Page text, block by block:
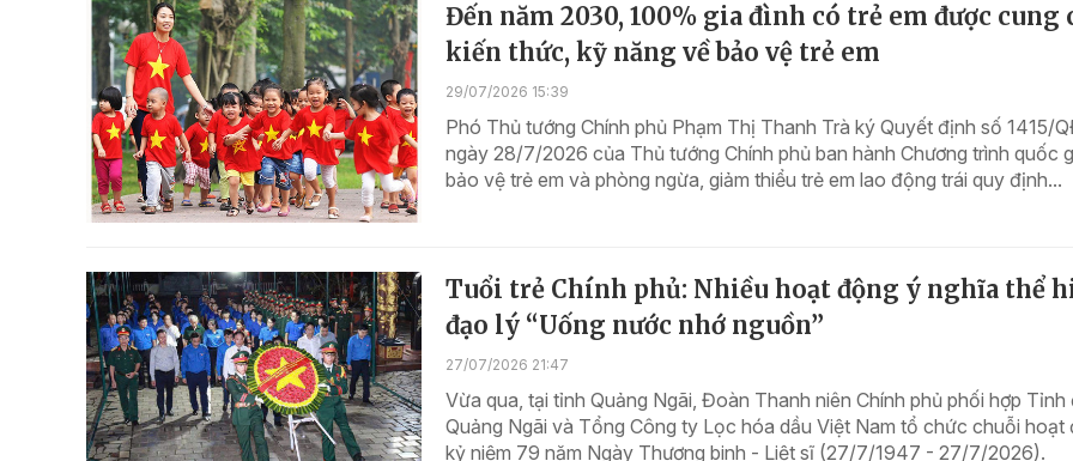
Đến năm 2030, 100% gia đình có trẻ em được cung
kiến thức, kỹ năng về bảo vệ trẻ em
29/07/2026 15:39
Phó Thủ tướng Chính phủ Phạm Thị Thanh Trà ký Quyết định số 1415/
ngày 28/7/2026 của Thủ tướng Chính phủ ban hành Chương trình quốc
bảo vệ trẻ em và phòng ngừa, giảm thiểu trẻ em lao động trái quy định...
Tuổi trẻ Chính phủ: Nhiều hoạt động ý nghĩa thể
đạo lý “Uống nước nhớ nguồn”
27/07/2026 21:47
Vừa qua, tại tỉnh Quảng Ngãi, Đoàn Thanh niên Chính phủ phối hợp Tỉnh
Quảng Ngãi và Tổng Công ty Lọc hóa dầu Việt Nam tổ chức chuỗi hoạt
kỷ niệm 79 năm Ngày Thương binh - Liệt sĩ (27/7/1947 - 27/7/2026).